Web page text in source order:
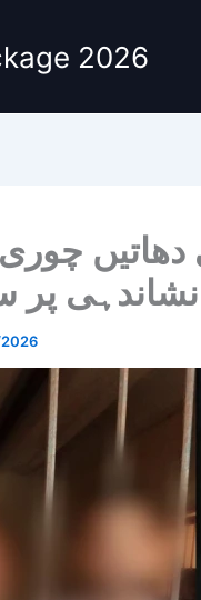
2026
چوری
نشاندہی پر